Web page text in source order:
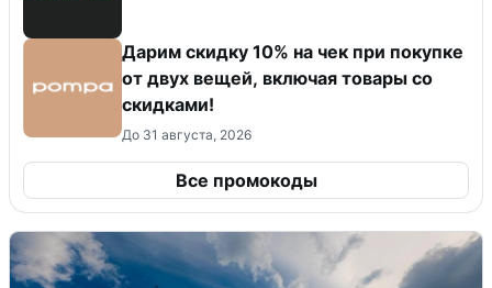
Дарим скидку 10% на чек при покупке
от двух вещей, включая товары со
скидками!
До 31 августа, 2026
Все промокоды